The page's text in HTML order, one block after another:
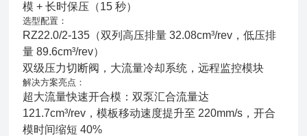
模 + 长时保压（15 秒）
选型配置：
RZ22.0/2-135（双列高压排量 32.08cm³/rev，低压排
量 89.6cm³/rev）
双级压力切断阀，大流量冷却系统，远程监控模块
解决方案亮点：
超大流量快速开合模：双泵汇合流量达
121.7cm³/rev，模板移动速度提升至 220mm/s，开合
模时间缩短 40%